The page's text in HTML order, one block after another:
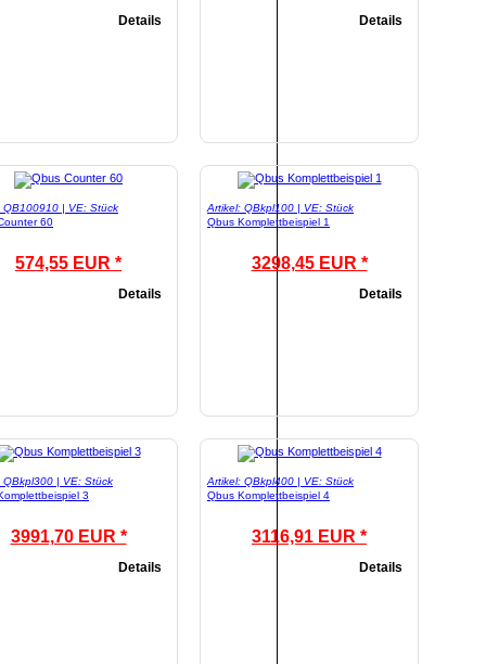
Details Details
QB100910 | VE: Stück
60
574,55 EUR *
Details
Artikel: QBkpl100 | VE: Stück
Qbus Komplettbeispiel 1
3298,45 EUR *
Details
QBkpl300 | VE: Stück
3
3991,70 EUR *
Details
Artikel: QBkpl400 | VE: Stück
Qbus Komplettbeispiel 4
3116,91 EUR *
Details